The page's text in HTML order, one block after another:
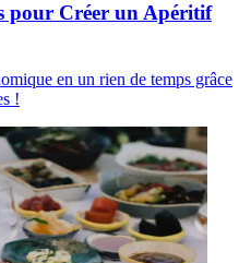
pour Créer un Apéritif
en un rien de temps grâce
!